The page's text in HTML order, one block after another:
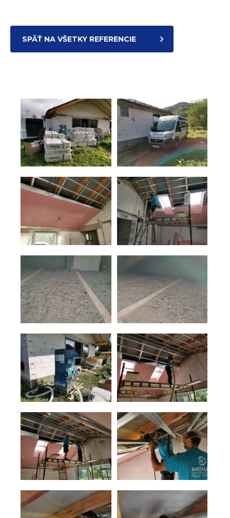
SPÄŤ NA VŠETKY REFERENCIE